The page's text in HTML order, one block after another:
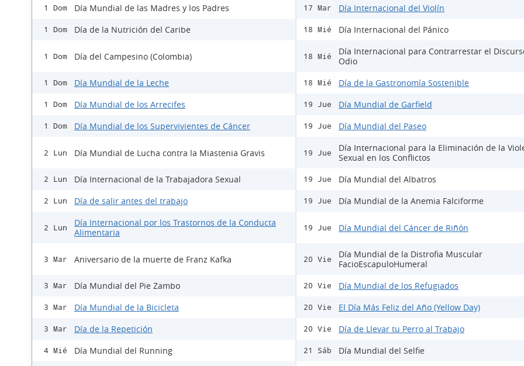
1 Dom Día Mundial de las Madres y los Padres
1 Dom Día de la Nutrición del Caribe
1 Dom Día del Campesino (Colombia)
1 Dom Día Mundial de la Leche
1 Dom Día Mundial de los Arrecifes
1 Dom Día Mundial de los Supervivientes de Cáncer
2 Lun Día Mundial de Lucha contra la Miastenia Gravis
2 Lun Día Internacional de la Trabajadora Sexual
2 Lun Día de salir antes del trabajo
2 Lun
Día Internacional por los Trastornos de la Conducta
Alimentaria
3 Mar Aniversario de la muerte de Franz Kafka
3 Mar Día Mundial del Pie Zambo
3 Mar Día Mundial de la Bicicleta
3 Mar Día de la Repetición
4 Mié Día Mundial del Running
17 Mar Día Internacional del Violín
18 Mié Día Internacional del Pánico
18 Mié
Día Internacional para Contrarrestar el
Odio
18 Mié Día de la Gastronomía Sostenible
19 Jue Día Mundial de Garfield
19 Jue Día Mundial del Paseo
19 Jue
Día Internacional para la Eliminación de la
Sexual en los Conflictos
19 Jue Día Mundial del Albatros
19 Jue Día Mundial de la Anemia Falciforme
19 Jue Día Mundial del Cáncer de Riñón
20 Vie
Día Mundial de la Distrofia Muscular
FacioEscapuloHumeral
20 Vie Día Mundial de los Refugiados
20 Vie El Día Más Feliz del Año (Yellow Day)
20 Vie Día de Llevar tu Perro al Trabajo
21 Sáb Día Mundial del Selfie